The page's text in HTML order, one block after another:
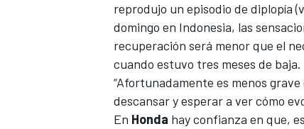
reprodujo un episodio de diplopía
domingo en Indonesia, las
recuperación será menor que el
cuando estuvo tres meses de baja.
“Afortunadamente es menos
descansar y esperar a ver cómo
En Honda hay confianza en que,